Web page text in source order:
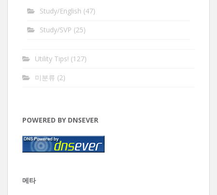
Study/English (47)
Study/SVP (25)
Utility Tips! (127)
미분류 (2)
POWERED BY DNSEVER
메타